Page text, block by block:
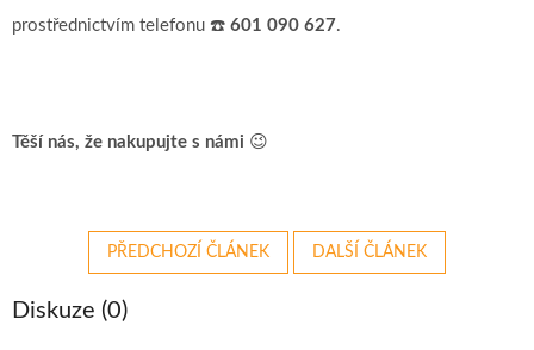
prostřednictvím telefonu ☎️ 601 090 627.
Těší nás, že nakupujte s námi 😉
PŘEDCHOZÍ ČLÁNEK DALŠÍ ČLÁNEK
Diskuze (0)